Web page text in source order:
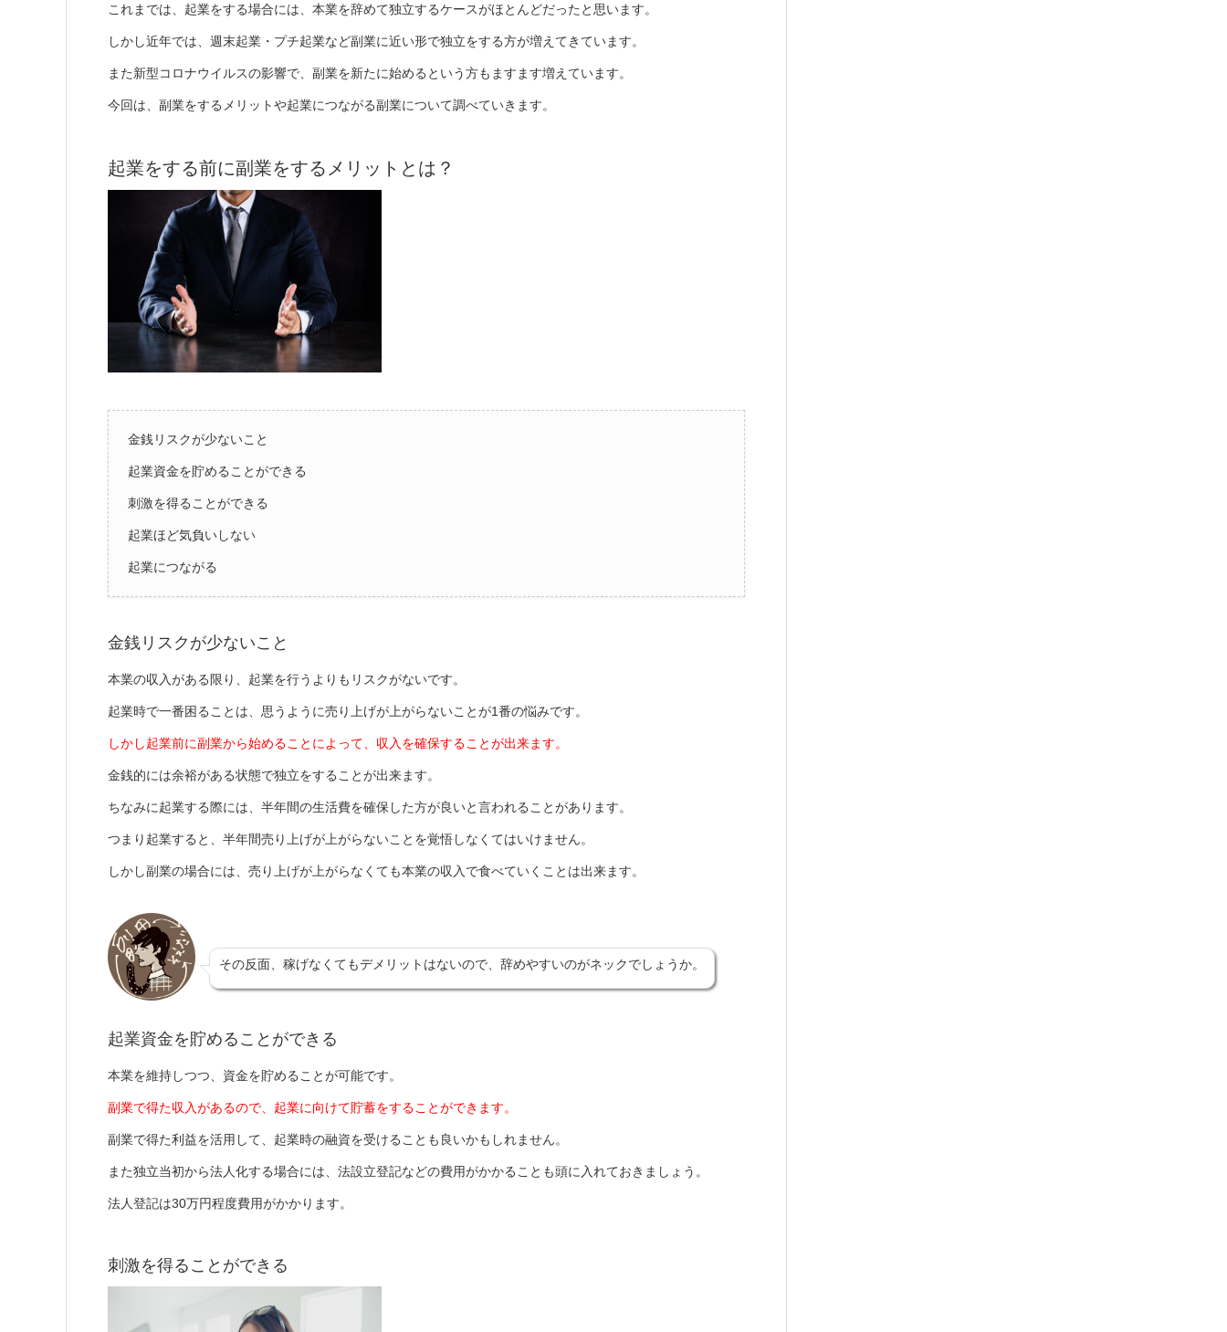
これまでは、起業をする場合には、本業を辞めて独立するケースがほとんどだったと思います。
しかし近年では、週末起業・プチ起業など副業に近い形で独立をする方が増えてきています。
また新型コロナウイルスの影響で、副業を新たに始めるという方もますます増えています。
今回は、副業をするメリットや起業につながる副業について調べていきます。
起業をする前に副業をするメリットとは？
金銭リスクが少ないこと
起業資金を貯めることができる
刺激を得ることができる
起業ほど気負いしない
起業につながる
金銭リスクが少ないこと
本業の収入がある限り、起業を行うよりもリスクがないです。
起業時で一番困ることは、思うように売り上げが上がらないことが1番の悩みです。
しかし起業前に副業から始めることによって、収入を確保することが出来ます。
金銭的には余裕がある状態で独立をすることが出来ます。
ちなみに起業する際には、半年間の生活費を確保した方が良いと言われることがあります。
つまり起業すると、半年間売り上げが上がらないことを覚悟しなくてはいけません。
しかし副業の場合には、売り上げが上がらなくても本業の収入で食べていくことは出来ます。
その反面、稼げなくてもデメリットはないので、辞めやすいのがネックでしょうか。
起業資金を貯めることができる
本業を維持しつつ、資金を貯めることが可能です。
副業で得た収入があるので、起業に向けて貯蓄をすることができます。
副業で得た利益を活用して、起業時の融資を受けることも良いかもしれません。
また独立当初から法人化する場合には、法設立登記などの費用がかかることも頭に入れておきましょう。
法人登記は30万円程度費用がかかります。
刺激を得ることができる